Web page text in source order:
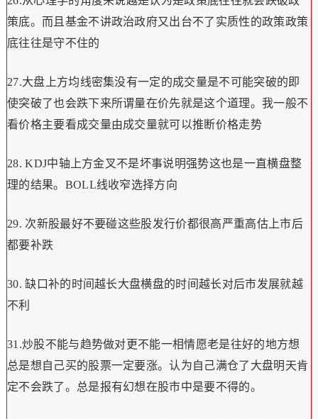
策底。而且基金不讲政治政府又出台不了实质性的政策政策
底往往是守不住的
27.大盘上方均线密集没有一定的成交量是不可能突破的即
使突破了也会跌下来所谓量在价先就是这个道理。我一般不
看价格主要看成交量由成交量就可以推断价格走势
28. KDJ中轴上方金叉不是坏事说明强势这也是一直横盘整
理的结果。BOLL线收窄选择方向
29. 次新股最好不要碰这些股发行价都很高严重高估上市后
都要补跌
30. 缺口补的时间越长大盘横盘的时间越长对后市发展就越
不利
31.炒股不能与趋势做对更不能一相情愿老是往好的地方想
总是想自己买的股票一定要涨。认为自己满仓了大盘明天肯
定不会跌了。总是报有幻想在股市中是要不得的。